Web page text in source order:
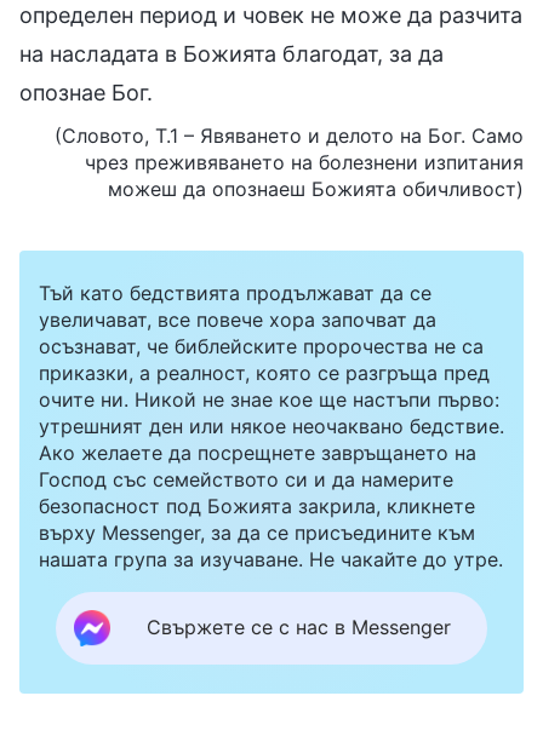
определен период и човек не може да разчита
на насладата в Божията благодат, за да
опознае Бог.
(Словото, Т.1 – Явяването и делото на Бог. Само
чрез преживяването на болезнени изпитания
можеш да опознаеш Божията обичливост)
Тъй като бедствията продължават да се
увеличават, все повече хора започват да
осъзнават, че библейските пророчества не са
приказки, а реалност, която се разгръща пред
очите ни. Никой не знае кое ще настъпи първо:
утрешният ден или някое неочаквано бедствие.
Ако желаете да посрещнете завръщането на
Господ със семейството си и да намерите
безопасност под Божията закрила, кликнете
върху Messenger, за да се присъедините към
нашата група за изучаване. Не чакайте до утре.
Свържете се с нас в Messenger